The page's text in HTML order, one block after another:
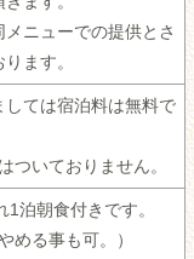
ニューでの提供とさ
ます。
ては宿泊料は無料で
ついておりません。
泊朝食付きです。
める事も可。）